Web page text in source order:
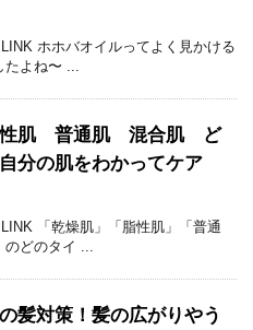
ホホバオイルってよく見かける
たよね〜 ...
肌 普通肌 混合肌 ど
分の肌をわかってケア
「乾燥肌」「脂性肌」「普通
のどのタイ ...
髪対策！髪の広がりやう